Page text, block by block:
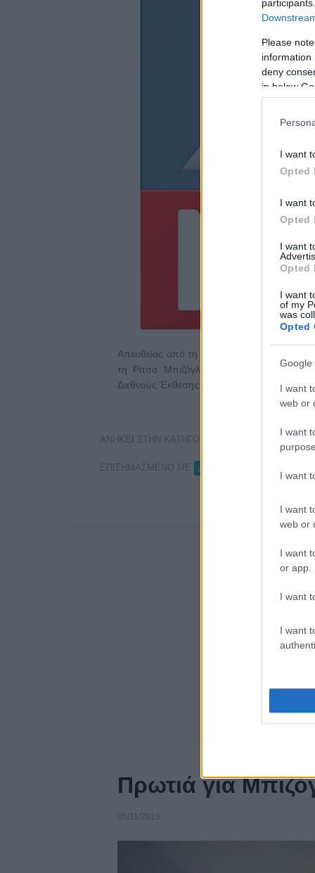
Please
information
deny
in below
I want
Opted
I want
Opted
I want
Opted
I want
of my
was
Opted
Google
I want
web or
I want
I want
I want
web or
I want
or app.
I want
I want
Απευθείας από τη Θεσσαλονίκη
τη Ρίτσα Μπιζόγλη από αύριο (18:45)
Διεθνούς Έκθεσης …
Διαβάστε
ΑΝΗΚΕΙ ΣΤΗΝ ΚΑΤΗΓΟΡΙΑ:
ΕΠΙΣΗΜΑΣΜΕΝΟ ΜΕ: ΔΕΘ
Πρωτιά για
05/11/2019